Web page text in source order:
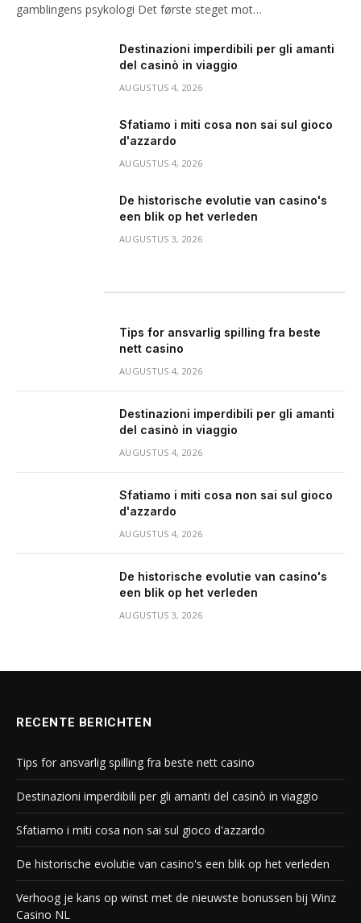
gamblingens psykologi Det første steget mot…
Destinazioni imperdibili per gli amanti
del casinò in viaggio
AUGUSTUS 4, 2026
Sfatiamo i miti cosa non sai sul gioco
d'azzardo
AUGUSTUS 4, 2026
De historische evolutie van casino's
een blik op het verleden
AUGUSTUS 3, 2026
Tips for ansvarlig spilling fra beste
nett casino
AUGUSTUS 4, 2026
Destinazioni imperdibili per gli amanti
del casinò in viaggio
AUGUSTUS 4, 2026
Sfatiamo i miti cosa non sai sul gioco
d'azzardo
AUGUSTUS 4, 2026
De historische evolutie van casino's
een blik op het verleden
AUGUSTUS 3, 2026
RECENTE BERICHTEN
Tips for ansvarlig spilling fra beste nett casino
Destinazioni imperdibili per gli amanti del casinò in viaggio
Sfatiamo i miti cosa non sai sul gioco d'azzardo
De historische evolutie van casino's een blik op het verleden
Verhoog je kans op winst met de nieuwste bonussen bij Winz
Casino NL